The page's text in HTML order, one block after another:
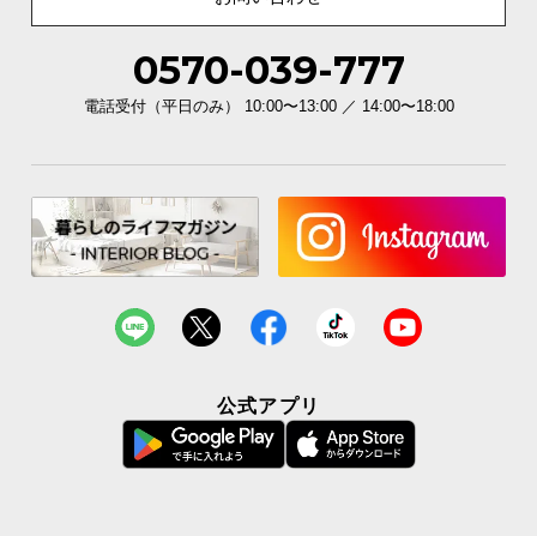
0570-039-777
電話受付（平日のみ） 10:00〜13:00 ／ 14:00〜18:00
公式アプリ